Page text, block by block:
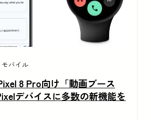
モバイル
8 Pro向け「動画ブース
デバイスに多数の新機能を